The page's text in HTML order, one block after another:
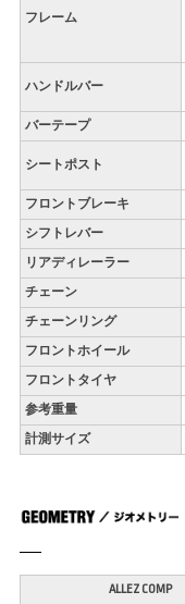
フレーム
ハンドルバー
バーテープ
シートポスト
フロントブレーキ
シフトレバー
リアディレーラー
チェーン
チェーンリング
フロントホイール
フロントタイヤ
参考重量
計測サイズ
ALLEZ COMP